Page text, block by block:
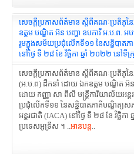
សេចក្តីប្រកាសព័ត៌មាន ស្តីពីគណៈប្រតិភូ
ឧត្តម បណ្ឌិត អ៊ន បញ្ហា ឧបការី អ.ប.ព.
រួមក្នុងសម័យប្រជុំលើកទី១១ នៃសន្និបាតភ
នៅថ្ងៃ ទី ២៨ ខែ វិច្ឆិកា ឆ្នាំ ២០២២ នៅ
សេចក្តីប្រកាសព័ត៌មាន ស្តីពីគណៈប្រតិភូន
(អ.ប.ព) ដឹកនាំ ដោយ ឯកឧត្តម បណ្ឌិត អ៊ន
ដោយ កញ្ញា សា ពីលី មន្ត្រីការិយាល័យអន្
ប្រជុំលើកទី១១ នៃសន្និបាតភាគីបណ្ឌិត្យស
អន្តរជាតិ (IACA) នៅថ្ងៃ ទី ២៨ ខែ វិច្ឆិក
ប្រទេសអូទ្រីស ។ ..អានបន្ត..